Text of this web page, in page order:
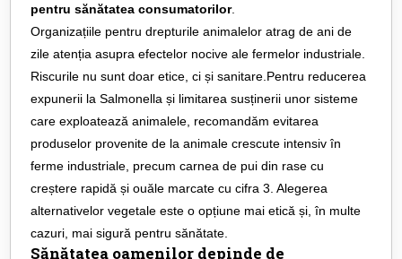
pentru sănătatea consumatorilor.
Organizațiile pentru drepturile animalelor atrag de ani de
zile atenția asupra efectelor nocive ale fermelor industriale.
Riscurile nu sunt doar etice, ci și sanitare.Pentru reducerea
expunerii la Salmonella și limitarea susținerii unor sisteme
care exploatează animalele, recomandăm evitarea
produselor provenite de la animale crescute intensiv în
ferme industriale, precum carnea de pui din rase cu
creștere rapidă și ouăle marcate cu cifra 3. Alegerea
alternativelor vegetale este o opțiune mai etică și, în multe
cazuri, mai sigură pentru sănătate.
Sănătatea oamenilor depinde de